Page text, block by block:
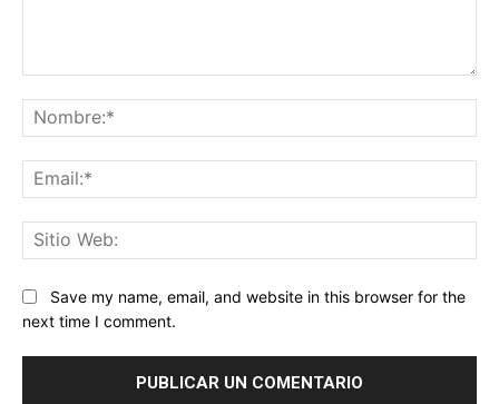
Save my name, email, and website in this browser for the
next time I comment.